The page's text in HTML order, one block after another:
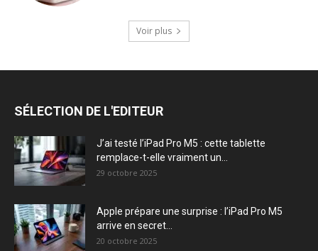
Voir plus
SÉLECTION DE L'EDITEUR
J’ai testé l’iPad Pro M5 : cette tablette
remplace-t-elle vraiment un...
29 octobre 2025
Apple prépare une surprise : l’iPad Pro M5
arrive en secret...
20 octobre 2025